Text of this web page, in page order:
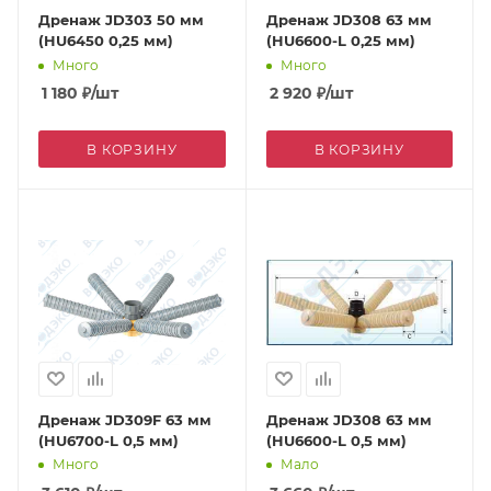
Дренаж JD303 50 мм
(HU6450 0,25 мм)
Много
1 180 ₽/шт
В КОРЗИНУ
Дренаж JD308 63 мм
(HU6600-L 0,25 мм)
Много
2 920 ₽/шт
В КОРЗИНУ
Дренаж JD309F 63 мм
(HU6700-L 0,5 мм)
Много
Дренаж JD308 63 мм
(HU6600-L 0,5 мм)
Мало